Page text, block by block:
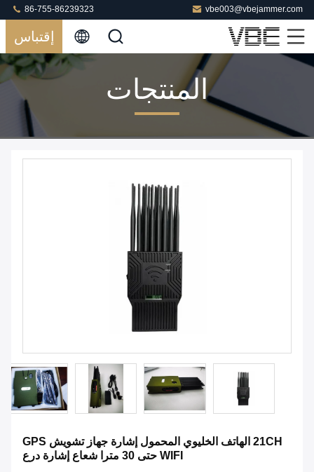
vbe003@vbejammer.com
86-755-86239323
إقتباس
المنتجات
21CH الهاتف الخليوي المحمول إشارة جهاز تشويش GPS
WIFI حتى 30 مترا شعاع إشارة درع